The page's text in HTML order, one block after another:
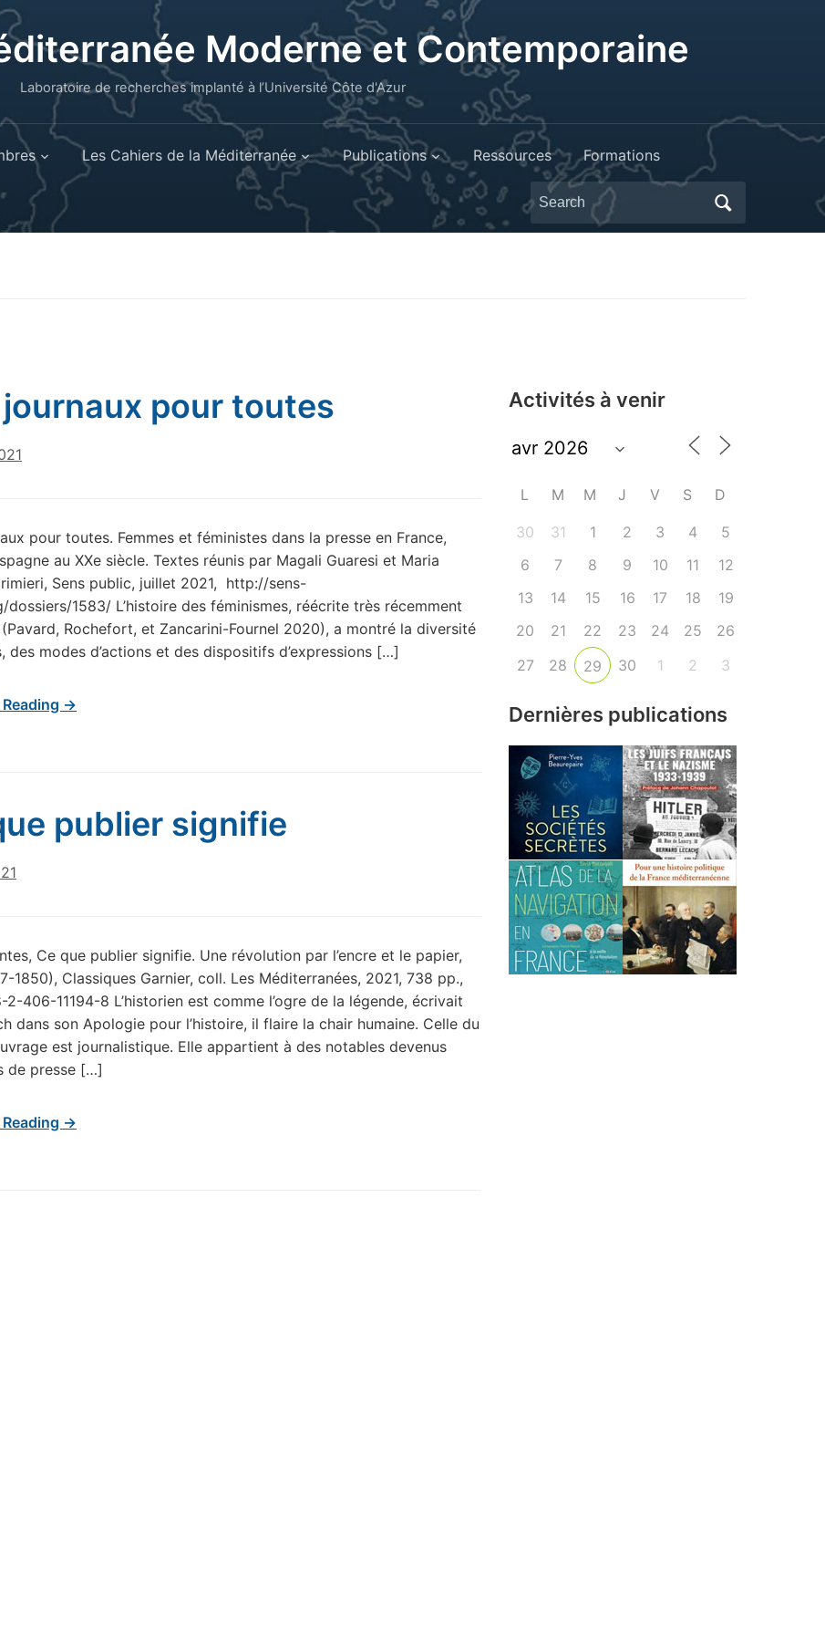
Moderne et Contemporaine
Laboratoire de recherches implanté à l’Université Côte d'Azur
Les Cahiers de la Méditerranée Publications Ressources Formations
Search
for:
journaux pour toutes
pour toutes. Femmes et féministes dans la presse en France,
au XXe siècle. Textes réunis par Magali Guaresi et Maria
Sens public, juillet 2021, http://sens-
dossiers/1583/ L’histoire des féminismes, réécrite très récemment
Rochefort, et Zancarini-Fournel 2020), a montré la diversité
des modes d’actions et des dispositifs d’expressions […]
→
publier signifie
Ce que publier signifie. Une révolution par l’encre et le papier,
1850), Classiques Garnier, coll. Les Méditerranées, 2021, 738 pp.,
2-406-11194-8 L’historien est comme l’ogre de la légende, écrivait
dans son Apologie pour l’histoire, il flaire la chair humaine. Celle du
est journalistique. Elle appartient à des notables devenus
de presse […]
→
Activités à venir
L M M J V S D
30 31 1 2 3 4
5
6
7 8 9 10 11
12
13
14 15 16 17 18
19
20
21 22 23 24 25
26
27
28 29 30 1 2 3
Dernières publications